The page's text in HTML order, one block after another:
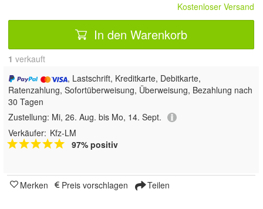
Kostenloser Versand
In den Warenkorb
1 verkauft
, Lastschrift, Kreditkarte, Debitkarte,
Ratenzahlung, Sofortüberweisung, Überweisung, Bezahlung nach
30 Tagen
Zustellung: Mi, 26. Aug. bis Mo, 14. Sept.
Verkäufer: Kfz-LM
97% positiv
Merken Preis vorschlagen Teilen